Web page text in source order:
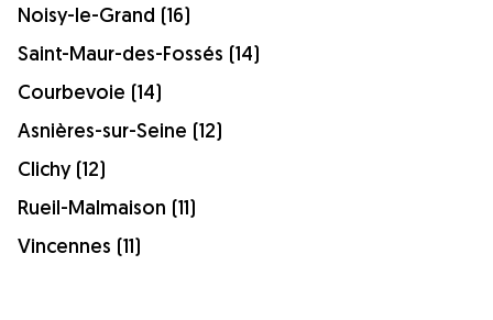
Noisy-le-Grand (16)
Saint-Maur-des-Fossés (14)
Courbevoie (14)
Asnières-sur-Seine (12)
Clichy (12)
Rueil-Malmaison (11)
Vincennes (11)